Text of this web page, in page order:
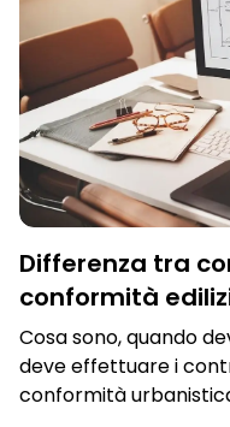
Differenza tra
conformità
Cosa sono, quando
deve effettuare i
conformità